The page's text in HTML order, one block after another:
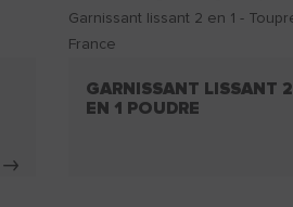
GARNISSANT LISSANT 2
EN 1 POUDRE